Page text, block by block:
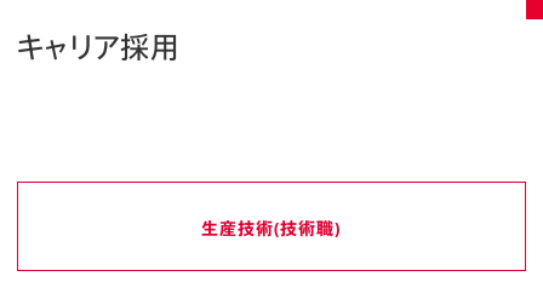
キャリア採用
生産技術(技術職)